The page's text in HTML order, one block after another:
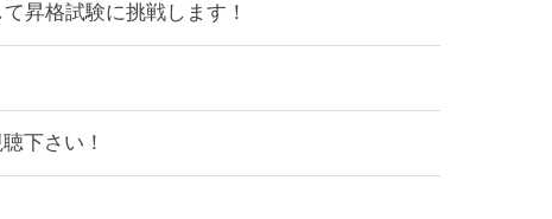
昇格試験に挑戦します！
下さい！